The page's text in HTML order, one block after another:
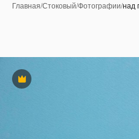
Главная/Стоковый/Фотографии/над
Премиум